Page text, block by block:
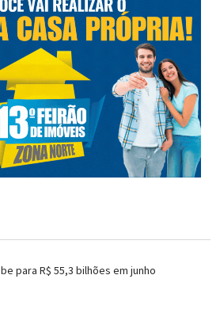
para R$ 55,3 bilhões em junho